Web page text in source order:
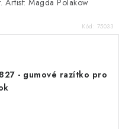
Kód: 75033
- gumové razítko pro